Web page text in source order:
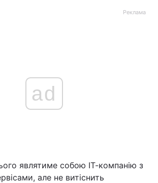
Реклама
ad
являтиме собою ІТ-компанію з
але не витіснить